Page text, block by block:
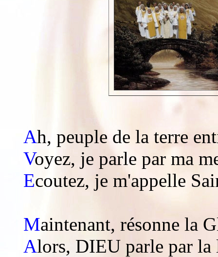
Ah, peuple de la terre
Voyez, je parle par ma
Ecoutez, je m'appelle
Maintenant, résonne la
Alors, DIEU parle par la